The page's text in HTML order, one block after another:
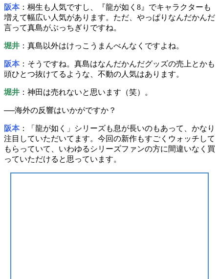
阪本：桐生も人気ですし、『龍が如く8』でキャラクターも
増えて幅広い人気があります。ただ、やっぱりなんだかんだ
言って真島がぶっちぎり ですね。
堀井 ：真島以外はけっこう まんべんなく ですよね。
阪本：そうですね。真島はなんだかんだグッズの売上とかも
頭ひとつ抜けてるような、 不動の人気はあります。
堀井 ： 神田は売れないと思います（笑）。
──海外の反響はいかがですか？
阪本：「龍が如く」シリーズも息が長いのもあって、かなり
注目していただいてます。今回の新作もすごくウォッチして
もらっていて、いわゆる シリーズファンの方に間違いなく買
っていただけると思っています。